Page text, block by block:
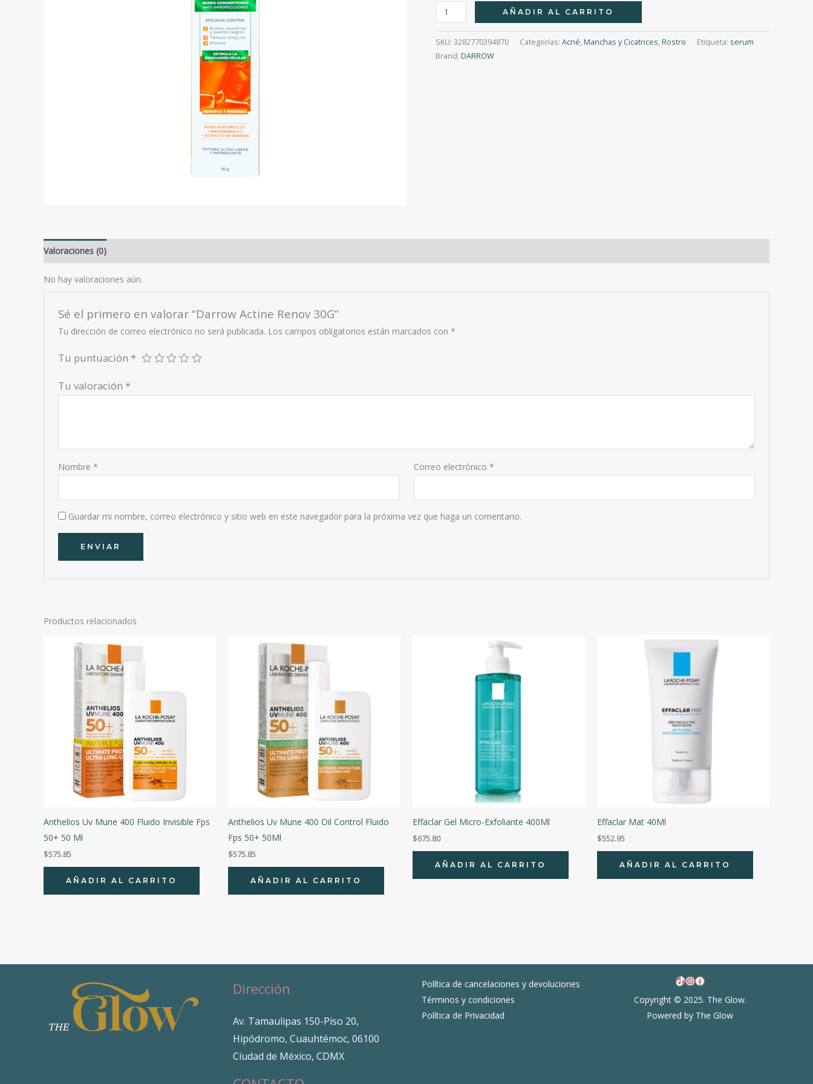
Darrow
Actine
Renov
30G
AÑADIR AL CARRITO
SKU: 3282770394870 Categorías: Acné,Manchas y Cicatrices,Rostro Etiqueta: serum
Brand: DARROW
Valoraciones (0)
No hay valoraciones aún.
Sé el primero en valorar “Darrow Actine Renov 30G”
Tu dirección de correo electrónico no será publicada. Los campos obligatorios están marcados con*
Tu puntuación *
Tu valoración *
Nombre* Correo electrónico *
Guardar mi nombre, correo electrónico y sitio web en este navegador para la próxima vez que haga un comentario.
Productos relacionados
Anthelios Uv Mune 400 Fluido Invisible Fps
50+ 50 Ml
$575.85
AÑADIR AL CARRITO
Anthelios Uv Mune 400 Oil Control Fluido
Fps 50+ 50Ml
$575.85
AÑADIR AL CARRITO
Effaclar Gel Micro-Exfoliante 400Ml
$675.80
AÑADIR AL CARRITO
Effaclar Mat 40Ml
$552.95
AÑADIR AL CARRITO
Dirección
Av. Tamaulipas 150-Piso 20,
Hipódromo, Cuauhtémoc, 06100
Ciudad de México, CDMX
Política de cancelaciones y devoluciones
Términos y condiciones
Política de Privacidad
TikTok
Instagram
Facebook
Copyright © 2025. The Glow.
Powered by The Glow